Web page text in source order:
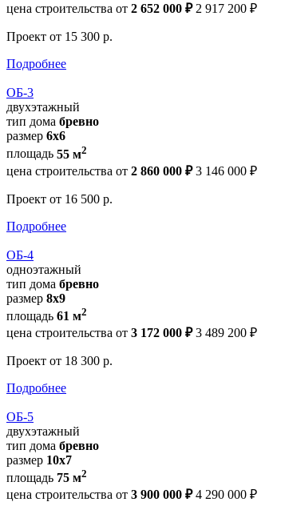
цена строительства от 2 652 000 ₽ 2 917 200 ₽
Проект от 15 300 р.
Подробнее
ОБ-3
двухэтажный
тип дома бревно
размер 6x6
площадь 55 м2
цена строительства от 2 860 000 ₽ 3 146 000 ₽
Проект от 16 500 р.
Подробнее
ОБ-4
одноэтажный
тип дома бревно
размер 8x9
площадь 61 м2
цена строительства от 3 172 000 ₽ 3 489 200 ₽
Проект от 18 300 р.
Подробнее
ОБ-5
двухэтажный
тип дома бревно
размер 10x7
площадь 75 м2
цена строительства от 3 900 000 ₽ 4 290 000 ₽